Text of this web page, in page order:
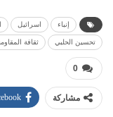
إنباء اسرائيل
تحسين الحلبي ثقافة
0
مشاركة